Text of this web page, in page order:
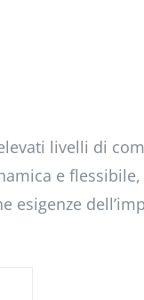
livelli di
e flessibile,
esigenze